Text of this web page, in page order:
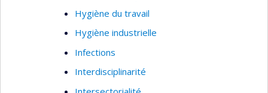
Hygiène du travail
Hygiène industrielle
Infections
Interdisciplinarité